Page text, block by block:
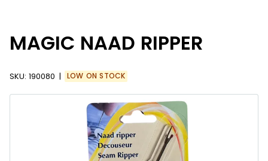
MAGIC NAAD RIPPER
SKU: 190080 LOW ON STOCK